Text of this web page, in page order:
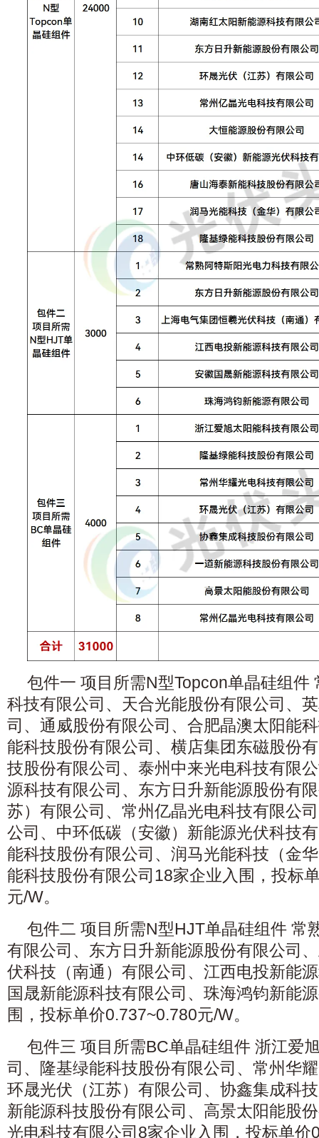
包件一 项目所需N型Topcon单晶硅组件
科技有限公司、天合光能股份有限公司、
司、通威股份有限公司、合肥晶澳太阳能
能科技股份有限公司、横店集团东磁股份
技股份有限公司、泰州中来光电科技有限
源科技有限公司、东方日升新能源股份有
苏）有限公司、常州亿晶光电科技有限公
公司、中环低碳（安徽）新能源光伏科技
能科技股份有限公司、润马光能科技（金
能科技股份有限公司18家企业入围，投标
元/W。
包件二 项目所需N型HJT单晶硅组件 常
有限公司、东方日升新能源股份有限公司
伏科技（南通）有限公司、江西电投新能
国晟新能源科技有限公司、珠海鸿钧新能
围，投标单价0.737~0.780元/W。
包件三 项目所需BC单晶硅组件 浙江爱
司、隆基绿能科技股份有限公司、常州华
环晟光伏（江苏）有限公司、协鑫集成科
新能源科技股份有限公司、高景太阳能股
光电科技有限公司8家企业入围，投标单价